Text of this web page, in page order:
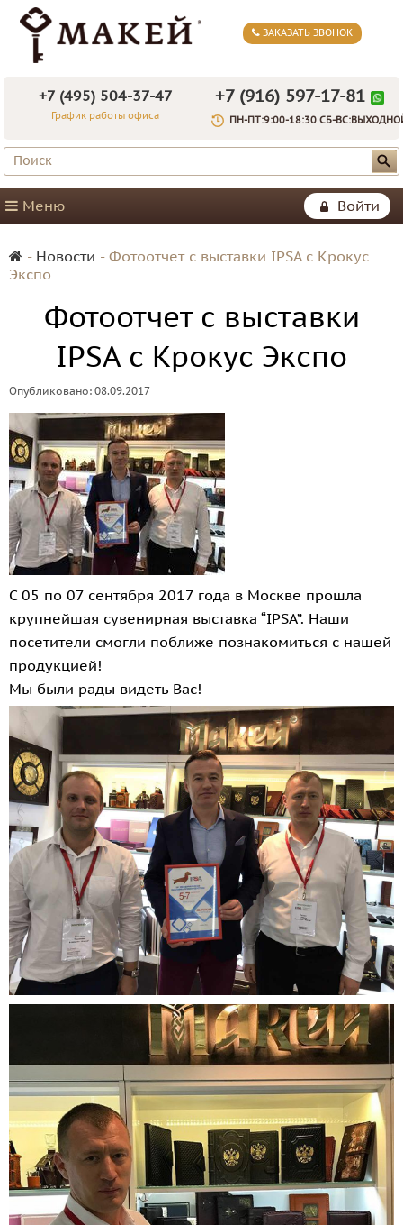
ЗАКАЗАТЬ ЗВОНОК
+7 (495) 504-37-47
График работы офиса
+7 (916) 597-17-81
ПН-ПТ:9:00-18:30 СБ-
Войти
Меню
- Новости - Фотоотчет с выставки IPSA с Крокус
Экспо
Фотоотчет с выставки
IPSA с Крокус Экспо
Опубликовано: 08.09.2017
С 05 по 07 сентября 2017 года в Москве прошла
крупнейшая сувенирная выставка “IPSA”. Наши
посетители смогли поближе познакомиться с нашей
продукцией!
Мы были рады видеть Вас!